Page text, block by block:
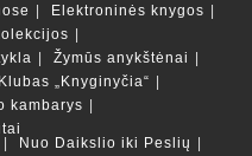
Elektroninės knygos
Žymūs anykštėnai
Klubas „Knyginyčia“
kambarys
Nuo Daikslio iki Peslių